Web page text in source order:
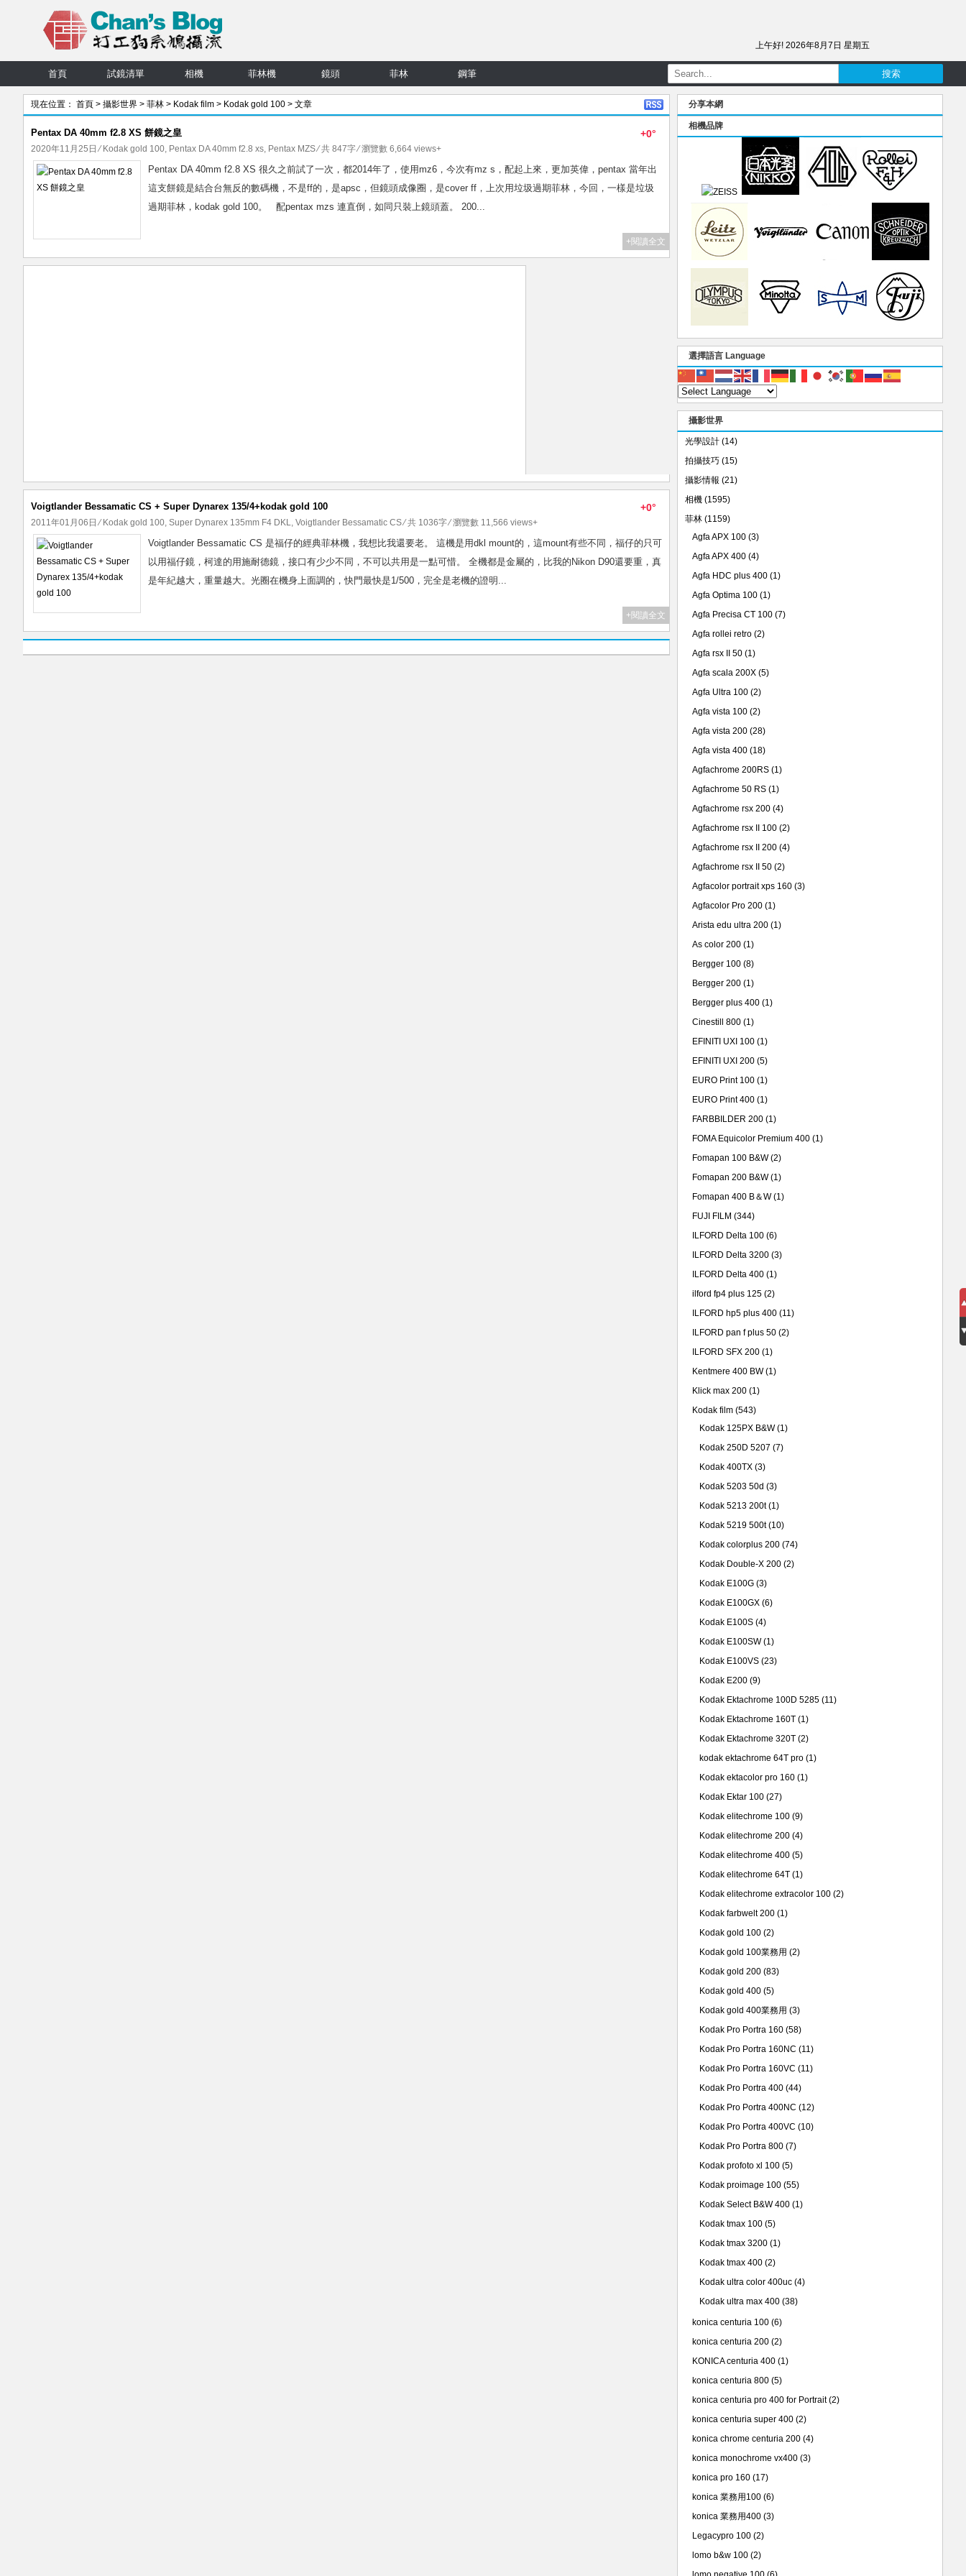
上午好! 2026年8月7日 星期五
首頁 試鏡清單 相機 菲林機 鏡頭 菲林 鋼筆
現在位置： 首頁 > 攝影世界 > 菲林 > Kodak film > Kodak gold 100 > 文章
+0°
Pentax DA 40mm f2.8 XS 餅鏡之皇
2020年11月25日 ⁄ Kodak gold 100, Pentax DA 40mm f2.8 xs, Pentax MZS⁄ 共 847字 ⁄ 瀏覽數 6,664 views+
Pentax DA 40mm f2.8 XS 很久之前試了一次，都2014年了，使用mz6，今次有mz s，配起上來，更加英偉，pentax 當年出
這支餅鏡是結合台無反的數碼機，不是ff的，是apsc，但鏡頭成像圈，是cover ff，上次用垃圾過期菲林，今回，一樣是垃圾
過期菲林，kodak gold 100。 配pentax mzs 連直倒，如同只裝上鏡頭蓋。 200...
+閱讀全文
+0°
Voigtlander Bessamatic CS + Super Dynarex 135/4+kodak gold 100
2011年01月06日 ⁄ Kodak gold 100, Super Dynarex 135mm F4 DKL, Voigtlander Bessamatic CS⁄ 共 1036字 ⁄ 瀏覽數 11,566 views+
Voigtlander Bessamatic CS 是福仔的經典菲林機，我想比我還要老。 這機是用dkl mount的，這mount有些不同，福仔的只可
以用福仔鏡，柯達的用施耐德鏡，接口有少少不同，不可以共用是一點可惜。 全機都是金屬的，比我的Nikon D90還要重，真
是年紀越大，重量越大。光圈在機身上面調的，快門最快是1/500，完全是老機的證明...
+閱讀全文
分享本網
相機品牌
選擇語言 Language
攝影世界
光學設計 (14)
拍攝技巧 (15)
攝影情報 (21)
相機 (1595)
菲林 (1159)
Agfa APX 100 (3)
Agfa APX 400 (4)
Agfa HDC plus 400 (1)
Agfa Optima 100 (1)
Agfa Precisa CT 100 (7)
Agfa rollei retro (2)
Agfa rsx II 50 (1)
Agfa scala 200X (5)
Agfa Ultra 100 (2)
Agfa vista 100 (2)
Agfa vista 200 (28)
Agfa vista 400 (18)
Agfachrome 200RS (1)
Agfachrome 50 RS (1)
Agfachrome rsx 200 (4)
Agfachrome rsx II 100 (2)
Agfachrome rsx II 200 (4)
Agfachrome rsx II 50 (2)
Agfacolor portrait xps 160 (3)
Agfacolor Pro 200 (1)
Arista edu ultra 200 (1)
As color 200 (1)
Bergger 100 (8)
Bergger 200 (1)
Bergger plus 400 (1)
Cinestill 800 (1)
EFINITI UXI 100 (1)
EFINITI UXI 200 (5)
EURO Print 100 (1)
EURO Print 400 (1)
FARBBILDER 200 (1)
FOMA Equicolor Premium 400 (1)
Fomapan 100 B&W(2)
Fomapan 200 B&W(1)
Fomapan 400 B＆W(1)
FUJI FILM (344)
ILFORD Delta 100 (6)
ILFORD Delta 3200 (3)
ILFORD Delta 400 (1)
ilford fp4 plus 125 (2)
ILFORD hp5 plus 400 (11)
ILFORD pan f plus 50 (2)
ILFORD SFX 200 (1)
Kentmere 400 BW(1)
Klick max 200 (1)
Kodak film (543)
Kodak 125PX B&W(1)
Kodak 250D 5207 (7)
Kodak 400TX (3)
Kodak 5203 50d (3)
Kodak 5213 200t(1)
Kodak 5219 500t(10)
Kodak colorplus 200 (74)
Kodak Double-X 200 (2)
Kodak E100G (3)
Kodak E100GX (6)
Kodak E100S (4)
Kodak E100SW(1)
Kodak E100VS (23)
Kodak E200 (9)
Kodak Ektachrome 100D 5285 (11)
Kodak Ektachrome 160T (1)
Kodak Ektachrome 320T (2)
kodak ektachrome 64T pro (1)
Kodak ektacolor pro 160 (1)
Kodak Ektar 100 (27)
Kodak elitechrome 100 (9)
Kodak elitechrome 200 (4)
Kodak elitechrome 400 (5)
Kodak elitechrome 64T (1)
Kodak elitechrome extracolor 100 (2)
Kodak farbwelt 200 (1)
Kodak gold 100 (2)
Kodak gold 100業務用 (2)
Kodak gold 200 (83)
Kodak gold 400 (5)
Kodak gold 400業務用 (3)
Kodak Pro Portra 160 (58)
Kodak Pro Portra 160NC (11)
Kodak Pro Portra 160VC (11)
Kodak Pro Portra 400 (44)
Kodak Pro Portra 400NC (12)
Kodak Pro Portra 400VC (10)
Kodak Pro Portra 800 (7)
Kodak profoto xl 100 (5)
Kodak proimage 100 (55)
Kodak Select B&W 400 (1)
Kodak tmax 100 (5)
Kodak tmax 3200 (1)
Kodak tmax 400 (2)
Kodak ultra color 400uc (4)
Kodak ultra max 400 (38)
konica centuria 100 (6)
konica centuria 200 (2)
KONICA centuria 400 (1)
konica centuria 800 (5)
konica centuria pro 400 for Portrait(2)
konica centuria super 400 (2)
konica chrome centuria 200 (4)
konica monochrome vx400 (3)
konica pro 160 (17)
konica 業務用100 (6)
konica 業務用400 (3)
Legacypro 100 (2)
lomo b&w 100 (2)